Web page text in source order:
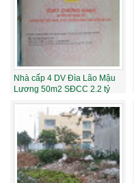
Nhà cấp 4 DV Đìa Lão Mậu
Lương 50m2 SĐCC 2.2 tỷ